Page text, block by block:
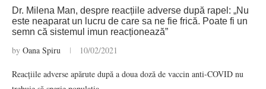
Dr. Milena Man, despre reacțiile adverse după rapel: „Nu
este neaparat un lucru de care sa ne fie frică. Poate fi un
semn că sistemul imun reacționează”
by Oana Spiru 10/02/2021
Reacțiile adverse apărute după a doua doză de vaccin anti-COVID nu